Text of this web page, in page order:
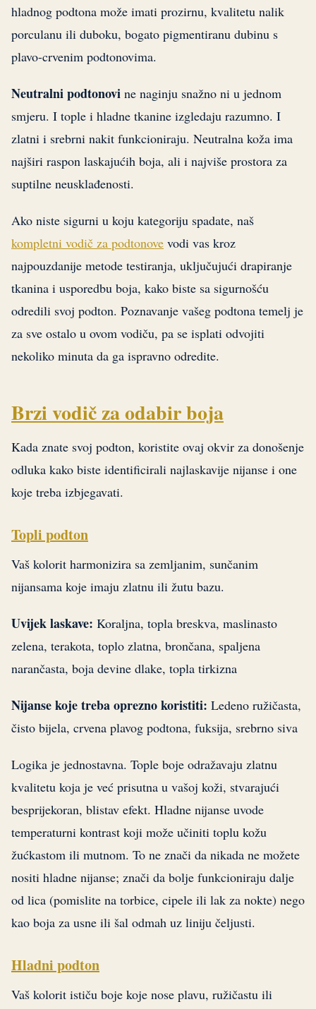
hladnog podtona može imati prozirnu, kvalitetu nalik
porculanu ili duboku, bogato pigmentiranu dubinu s
plavo-crvenim podtonovima.
Neutralni podtonovi ne naginju snažno ni u jednom
smjeru. I tople i hladne tkanine izgledaju razumno. I
zlatni i srebrni nakit funkcioniraju. Neutralna koža ima
najširi raspon laskajućih boja, ali i najviše prostora za
suptilne neusklađenosti.
Ako niste sigurni u koju kategoriju spadate, naš
kompletni vodič za podtonove vodi vas kroz
najpouzdanije metode testiranja, uključujući drapiranje
tkanina i usporedbu boja, kako biste sa sigurnošću
odredili svoj podton. Poznavanje vašeg podtona temelj je
za sve ostalo u ovom vodiču, pa se isplati odvojiti
nekoliko minuta da ga ispravno odredite.
Brzi vodič za odabir boja
Kada znate svoj podton, koristite ovaj okvir za donošenje
odluka kako biste identificirali najlaskavije nijanse i one
koje treba izbjegavati.
Topli podton
Vaš kolorit harmonizira sa zemljanim, sunčanim
nijansama koje imaju zlatnu ili žutu bazu.
Uvijek laskave: Koraljna, topla breskva, maslinasto
zelena, terakota, toplo zlatna, brončana, spaljena
narančasta, boja devine dlake, topla tirkizna
Nijanse koje treba oprezno koristiti: Ledeno ružičasta,
čisto bijela, crvena plavog podtona, fuksija, srebrno siva
Logika je jednostavna. Tople boje odražavaju zlatnu
kvalitetu koja je već prisutna u vašoj koži, stvarajući
besprijekoran, blistav efekt. Hladne nijanse uvode
temperaturni kontrast koji može učiniti toplu kožu
žućkastom ili mutnom. To ne znači da nikada ne možete
nositi hladne nijanse; znači da bolje funkcioniraju dalje
od lica (pomislite na torbice, cipele ili lak za nokte) nego
kao boja za usne ili šal odmah uz liniju čeljusti.
Hladni podton
Vaš kolorit ističu boje koje nose plavu, ružičastu ili